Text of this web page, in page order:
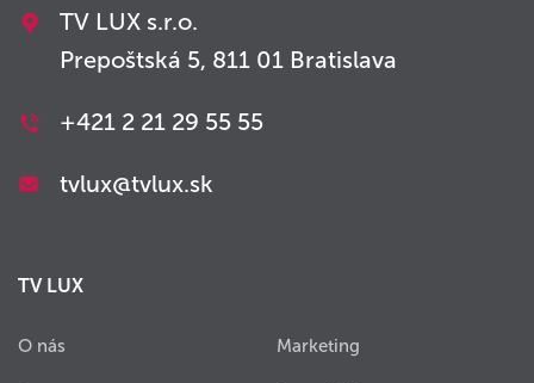
TV LUX s.r.o.
Prepoštská 5, 811 01 Bratislava
+421 2 21 29 55 55
tvlux@tvlux.sk
TV LUX
O nás Marketing